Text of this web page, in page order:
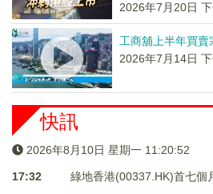
2026年7月20日
工商舖上半年買賣
2026年7月14日
快訊
2026年8月10日 星期一 11:20:52
17:32 綠地香港(00337.HK)首七個